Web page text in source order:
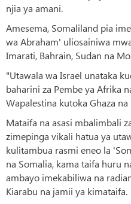
njia ya amani.
Amesema, Somaliland pia
wa Abraham' uliosainiwa
Imarati, Bahrain, Sudan na
"Utawala wa Israel unataka
baharini za Pembe ya Afrika
Wapalestina kutoka Ghaza
Mataifa na asasi mbalimbali
zimepinga vikali hatua ya
kulitambua rasmi eneo la
na Somalia, kama taifa huru
ambayo imekabiliwa na
Kiarabu na jamii ya kimataifa.